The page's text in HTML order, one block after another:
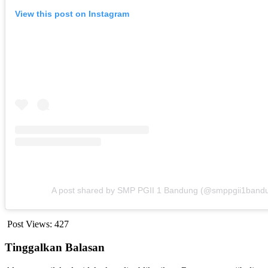
View this post on Instagram
A post shared by SMP PGII 1 Bandung
Post Views: 427
Tinggalkan Balasan